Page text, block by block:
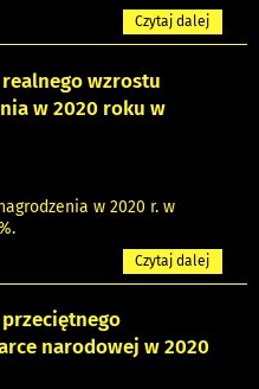
Czytaj dalej
wzrostu
w 2020 roku w
w 2020 r. w
Czytaj dalej
narodowej w 2020